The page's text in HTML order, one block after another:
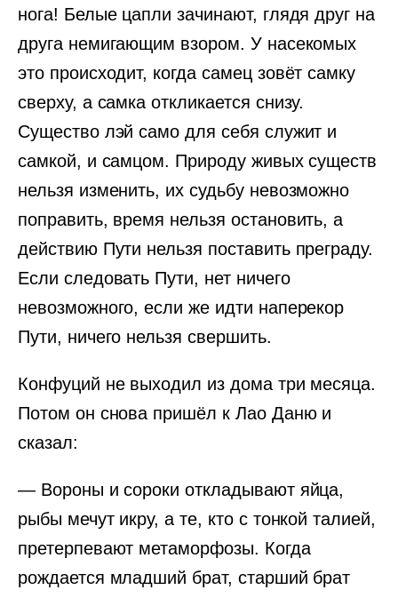
нога! Белые цапли зачинают, глядя друг на
друга немигающим взором. У насекомых
это происходит, когда самец зовёт самку
сверху, а самка откликается снизу.
Существо лэй само для себя служит и
самкой, и самцом. Природу живых существ
нельзя изменить, их судьбу невозможно
поправить, время нельзя остановить, а
действию Пути нельзя поставить преграду.
Если следовать Пути, нет ничего
невозможного, если же идти наперекор
Пути, ничего нельзя свершить.
Конфуций не выходил из дома три месяца.
Потом он снова пришёл к Лао Даню и
сказал:
— Вороны и сороки откладывают яйца,
рыбы мечут икру, а те, кто с тонкой талией,
претерпевают метаморфозы. Когда
рождается младший брат, старший брат